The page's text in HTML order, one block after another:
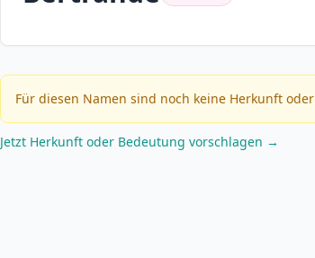
Für diesen Namen sind noch keine Herkunft
Jetzt Herkunft oder Bedeutung vorschlagen →